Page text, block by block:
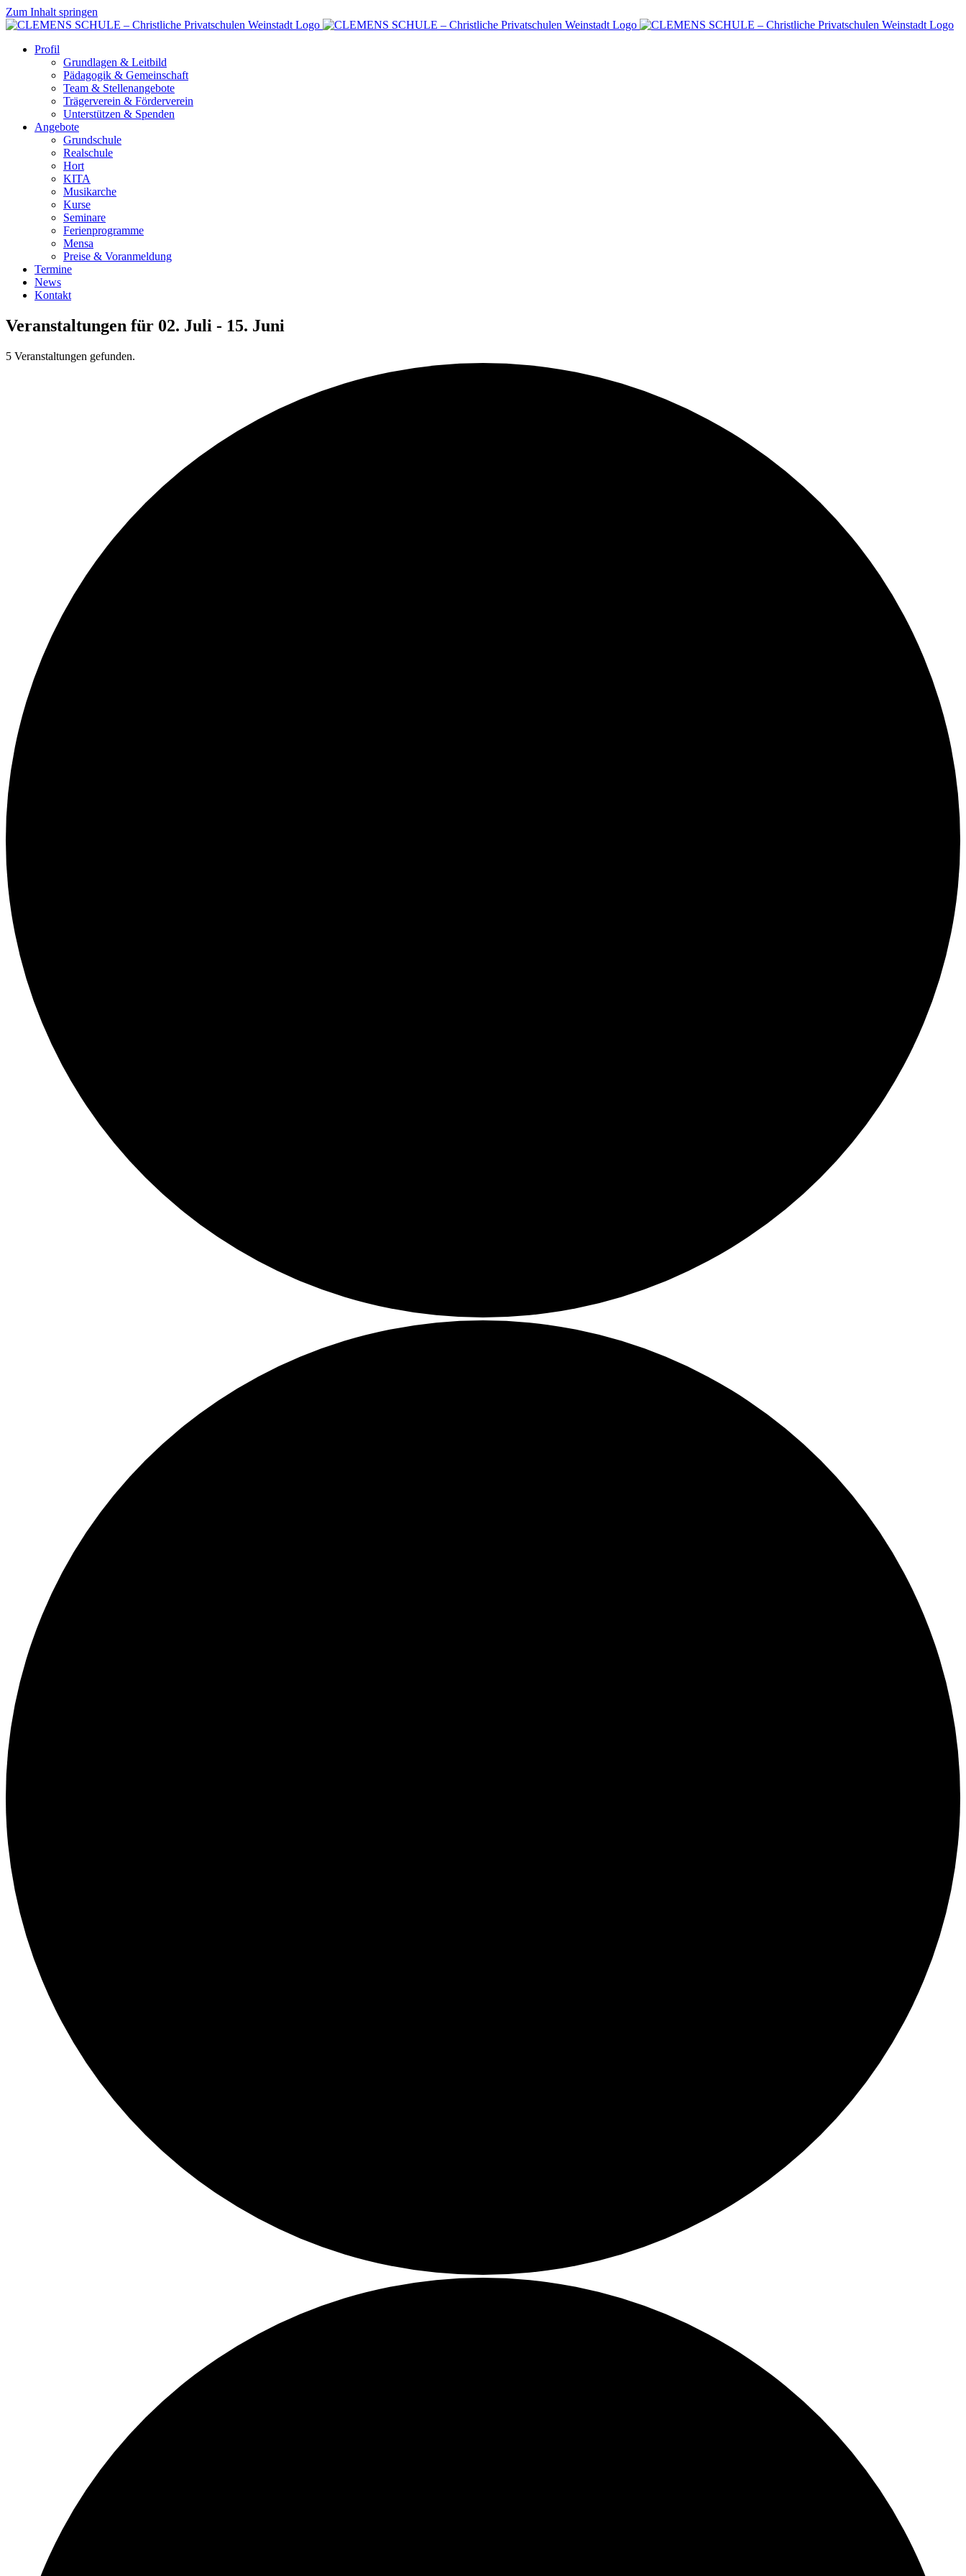
Zum Inhalt springen
Profil
Grundlagen & Leitbild
Pädagogik & Gemeinschaft
Team & Stellenangebote
Trägerverein & Förderverein
Unterstützen & Spenden
Angebote
Grundschule
Realschule
Hort
KITA
Musikarche
Kurse
Seminare
Ferienprogramme
Mensa
Preise & Voranmeldung
Termine
News
Kontakt
Veranstaltungen für 02. Juli - 15. Juni
5 Veranstaltungen gefunden.